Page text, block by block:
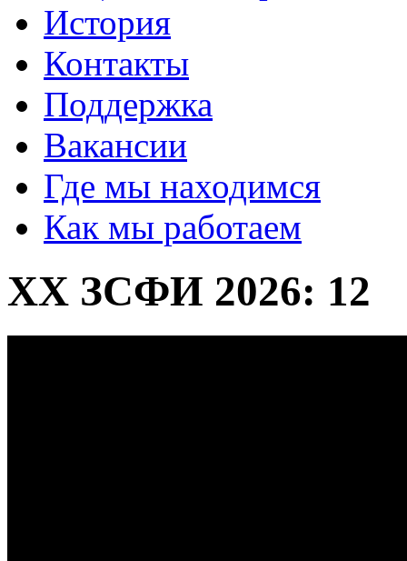
История
Контакты
Поддержка
Вакансии
Где мы находимся
Как мы работаем
XX ЗСФИ 2026: 12